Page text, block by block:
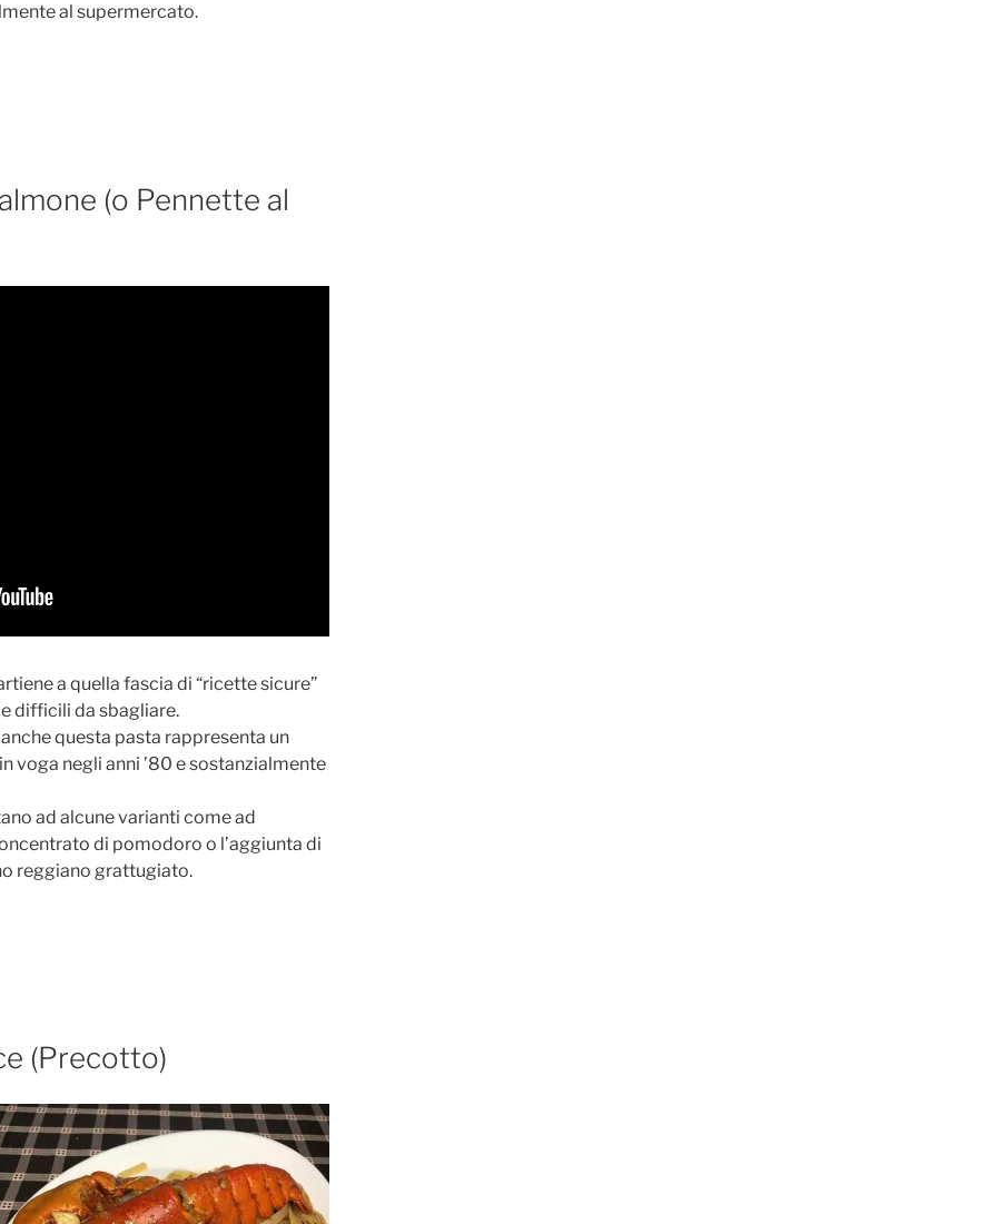
al supermercato.
(o Pennette al
a quella fascia di “ricette sicure”
difficili da sbagliare.
anche questa pasta rappresenta un
voga negli anni ’80 e sostanzialmente
ad alcune varianti come ad
di pomodoro o l’aggiunta di
reggiano grattugiato.
(Precotto)